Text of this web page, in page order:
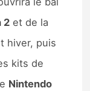
2 et de la
hiver, puis
kits de
Nintendo